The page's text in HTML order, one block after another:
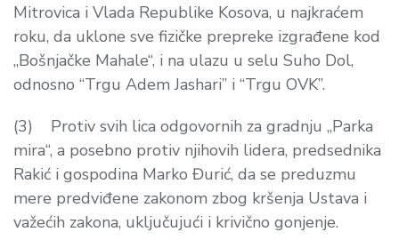
Mitrovica i Vlada Republike Kosova, u najkraćem
roku, da uklone sve fizičke prepreke izgrađene kod
„Bošnjačke Mahale“, i na ulazu u selu Suho Dol,
odnosno “Trgu Adem Jashari” i “Trgu OVK”.
(3) Protiv svih lica odgovornih za gradnju „Parka
mira“, a posebno protiv njihovih lidera, predsednika
Rakić i gospodina Marko Đurić, da se preduzmu
mere predviđene zakonom zbog kršenja Ustava i
važećih zakona, uključujući i krivično gonjenje.